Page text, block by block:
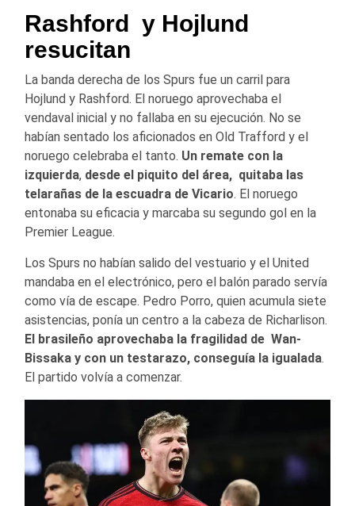
Rashford y Hojlund
resucitan
La banda derecha de los Spurs fue un carril para
Hojlund y Rashford. El noruego aprovechaba el
vendaval inicial y no fallaba en su ejecución. No se
habían sentado los aficionados en Old Trafford y el
noruego celebraba el tanto. Un remate con la
izquierda, desde el piquito del área, quitaba las
telarañas de la escuadra de Vicario. El noruego
entonaba su eficacia y marcaba su segundo gol en la
Premier League.
Los Spurs no habían salido del vestuario y el United
mandaba en el electrónico, pero el balón parado servía
como vía de escape. Pedro Porro, quien acumula siete
asistencias, ponía un centro a la cabeza de Richarlison.
El brasileño aprovechaba la fragilidad de Wan-
Bissaka y con un testarazo, conseguía la igualada.
El partido volvía a comenzar.